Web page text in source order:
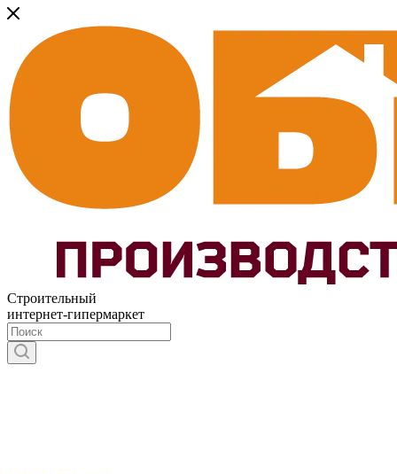
Строительный
интернет-гипермаркет